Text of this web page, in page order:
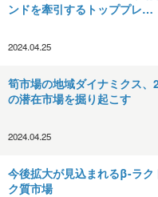
ンドを牽引するトッププレ…
2024.04.25
筍市場の地域ダイナミクス
の潜在市場を掘り起こす
2024.04.25
今後拡大が見込まれるβ-ラ
ク質市場